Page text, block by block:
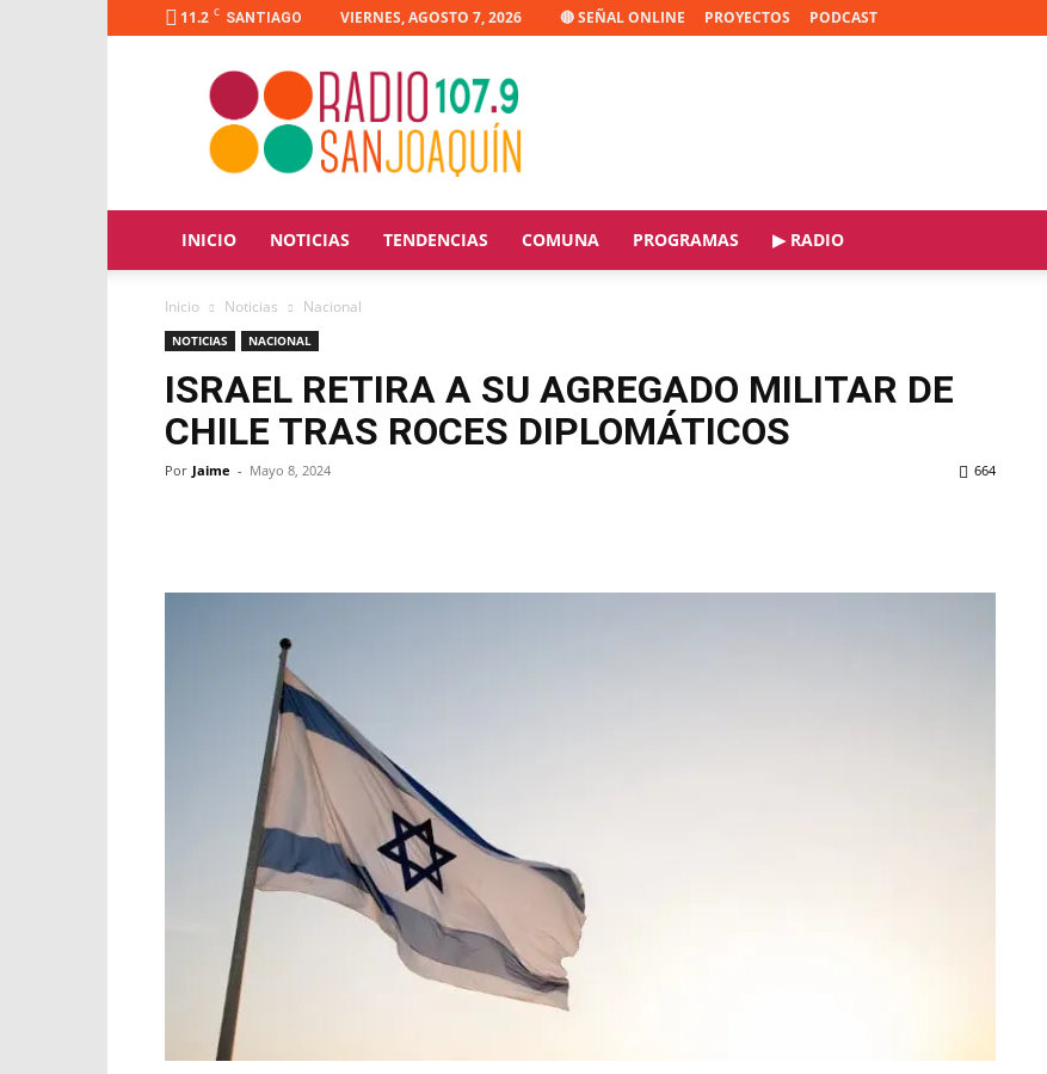
11.2 C SANTIAGO VIERNES, AGOSTO 7, 2026 🔴 SEÑAL ONLINE PROYECTOS PODCAST
Radio
Joaquín
INICIO NOTICIAS TENDENCIAS COMUNA PROGRAMAS ▶ RADIO
Inicio Noticias Nacional
NOTICIAS NACIONAL
ISRAEL RETIRA A SU AGREGADO MILITAR DE
CHILE TRAS ROCES DIPLOMÁTICOS
Por Jaime - Mayo 8, 2024 664